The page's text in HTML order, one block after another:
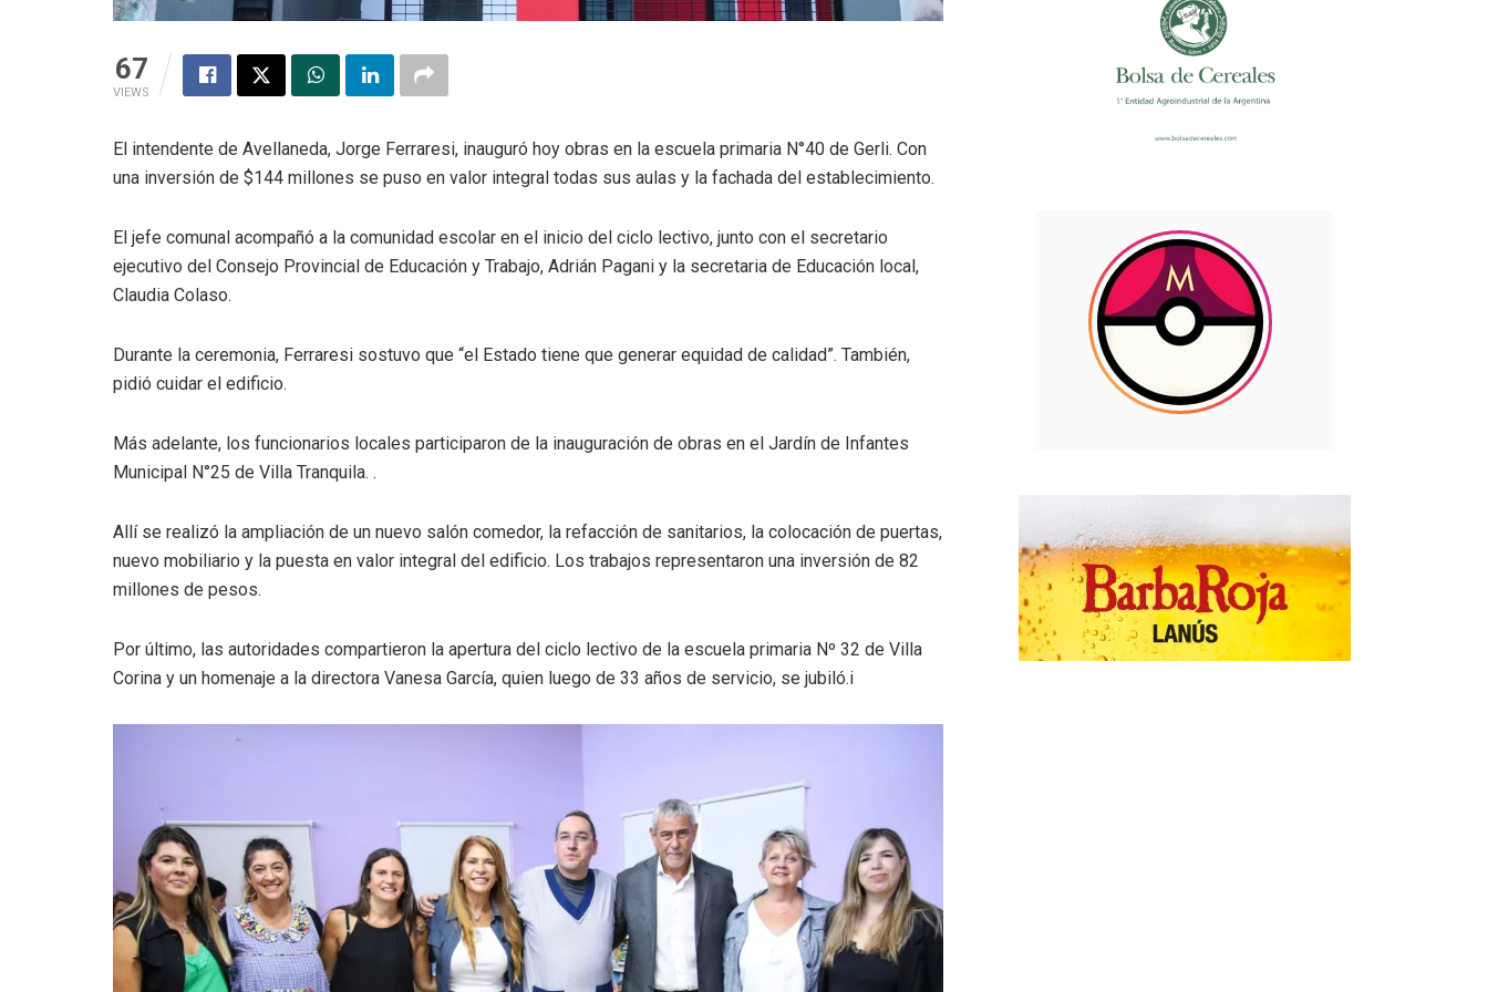
67
VIEWS
El intendente de Avellaneda, Jorge Ferraresi, inauguró hoy obras en la escuela primaria N°40 de Gerli. Con
una inversión de $144 millones se puso en valor integral todas sus aulas y la fachada del establecimiento.
El jefe comunal acompañó a la comunidad escolar en el inicio del ciclo lectivo, junto con el secretario
ejecutivo del Consejo Provincial de Educación y Trabajo, Adrián Pagani y la secretaria de Educación local,
Claudia Colaso.
Durante la ceremonia, Ferraresi sostuvo que “el Estado tiene que generar equidad de calidad”. También,
pidió cuidar el edificio.
Más adelante, los funcionarios locales participaron de la inauguración de obras en el Jardín de Infantes
Municipal N°25 de Villa Tranquila. .
Allí se realizó la ampliación de un nuevo salón comedor, la refacción de sanitarios, la colocación de puertas,
nuevo mobiliario y la puesta en valor integral del edificio. Los trabajos representaron una inversión de 82
millones de pesos.
Por último, las autoridades compartieron la apertura del ciclo lectivo de la escuela primaria Nº 32 de Villa
Corina y un homenaje a la directora Vanesa García, quien luego de 33 años de servicio, se jubiló.i